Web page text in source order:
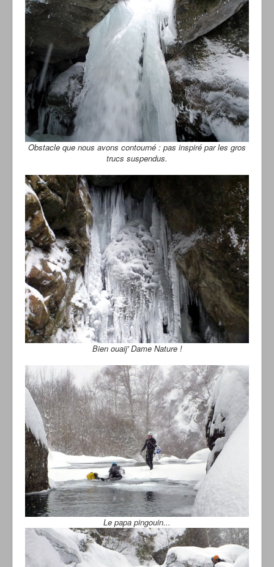
Obstacle que nous avons contourné : pas inspiré par les gros
trucs suspendus.
Bien ouaij' Dame Nature !
Le papa pingouin...